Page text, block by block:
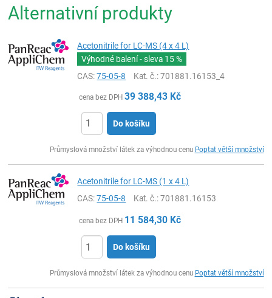
Alternativní produkty
Acetonitrile for LC-MS (4 x 4 L)
Výhodné balení - sleva 15 %
CAS:75-05-8 Kat. č.: 701881.16153_4
cena bez DPH 39 388,43 Kč
Do košíku
Průmyslová množství látek za výhodnou cenu Poptat větší množství
Acetonitrile for LC-MS (1 x 4 L)
CAS:75-05-8 Kat. č.: 701881.16153
cena bez DPH 11 584,30 Kč
Do košíku
Průmyslová množství látek za výhodnou cenu Poptat větší množství